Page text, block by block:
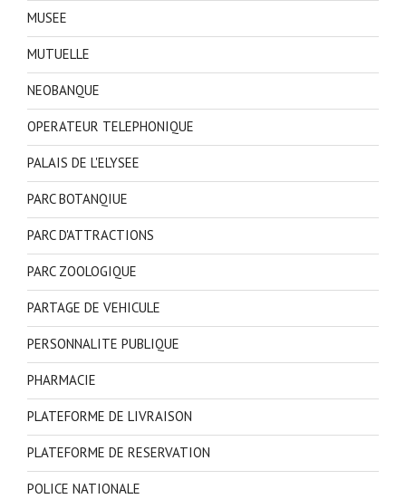
MUSEE
MUTUELLE
NEOBANQUE
OPERATEUR TELEPHONIQUE
PALAIS DE L'ELYSEE
PARC BOTANQIUE
PARC D'ATTRACTIONS
PARC ZOOLOGIQUE
PARTAGE DE VEHICULE
PERSONNALITE PUBLIQUE
PHARMACIE
PLATEFORME DE LIVRAISON
PLATEFORME DE RESERVATION
POLICE NATIONALE